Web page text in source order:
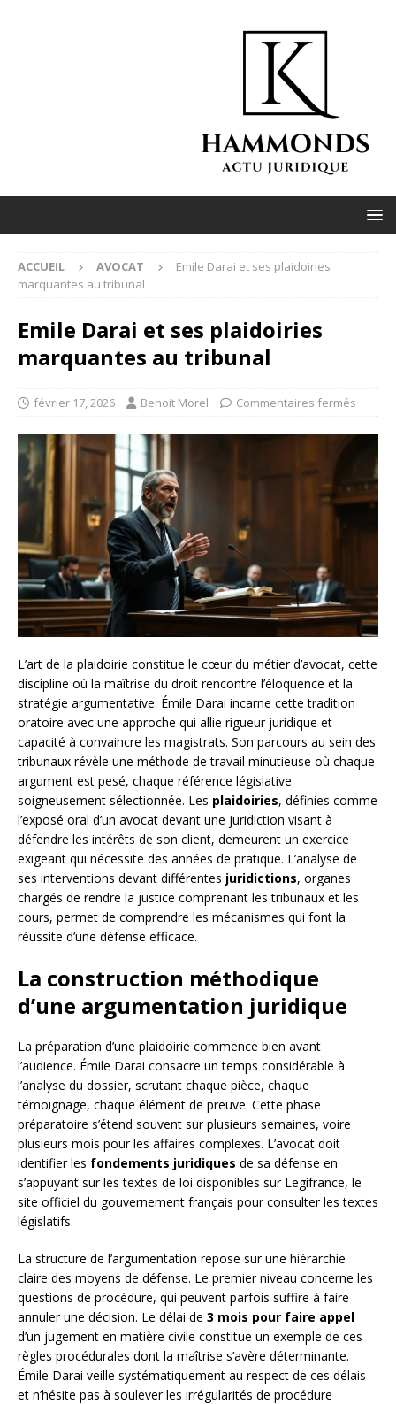
ACCUEIL AVOCAT
Emile Darai et ses plaidoiries
marquantes au tribunal
Emile Darai et ses plaidoiries
marquantes au tribunal
février 17, 2026 Benoit Morel Commentaires fermés
L’art de la plaidoirie constitue le cœur du métier d’avocat, cette
discipline où la maîtrise du droit rencontre l’éloquence et la
stratégie argumentative. Émile Darai incarne cette tradition
oratoire avec une approche qui allie rigueur juridique et
capacité à convaincre les magistrats. Son parcours au sein des
tribunaux révèle une méthode de travail minutieuse où chaque
argument est pesé, chaque référence législative
soigneusement sélectionnée. Les plaidoiries, définies comme
l’exposé oral d’un avocat devant une juridiction visant à
défendre les intérêts de son client, demeurent un exercice
exigeant qui nécessite des années de pratique. L’analyse de
ses interventions devant différentes juridictions, organes
chargés de rendre la justice comprenant les tribunaux et les
cours, permet de comprendre les mécanismes qui font la
réussite d’une défense efficace.
La construction méthodique
d’une argumentation juridique
La préparation d’une plaidoirie commence bien avant
l’audience. Émile Darai consacre un temps considérable à
l’analyse du dossier, scrutant chaque pièce, chaque
témoignage, chaque élément de preuve. Cette phase
préparatoire s’étend souvent sur plusieurs semaines, voire
plusieurs mois pour les affaires complexes. L’avocat doit
identifier les fondements juridiques de sa défense en
s’appuyant sur les textes de loi disponibles sur Legifrance, le
site officiel du gouvernement français pour consulter les textes
législatifs.
La structure de l’argumentation repose sur une hiérarchie
claire des moyens de défense. Le premier niveau concerne les
questions de procédure, qui peuvent parfois suffire à faire
annuler une décision. Le délai de 3 mois pour faire appel
d’un jugement en matière civile constitue un exemple de ces
règles procédurales dont la maîtrise s’avère déterminante.
Émile Darai veille systématiquement au respect de ces délais
et n’hésite pas à soulever les irrégularités de procédure